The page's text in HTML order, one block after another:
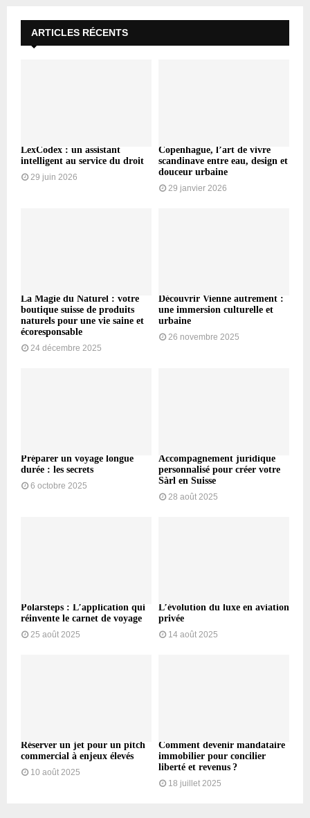
ARTICLES RÉCENTS
LexCodex : un assistant
intelligent au service du droit
29 juin 2026
Copenhague, l’art de vivre
scandinave entre eau, design et
douceur urbaine
29 janvier 2026
La Magie du Naturel : votre
boutique suisse de produits
naturels pour une vie saine et
écoresponsable
24 décembre 2025
Découvrir Vienne autrement :
une immersion culturelle et
urbaine
26 novembre 2025
Préparer un voyage longue
durée : les secrets
6 octobre 2025
Accompagnement juridique
personnalisé pour créer votre
Sàrl en Suisse
28 août 2025
Polarsteps : L’application qui
réinvente le carnet de voyage
25 août 2025
L’évolution du luxe en aviation
privée
14 août 2025
Réserver un jet pour un pitch
commercial à enjeux élevés
10 août 2025
Comment devenir mandataire
immobilier pour concilier
liberté et revenus ?
18 juillet 2025